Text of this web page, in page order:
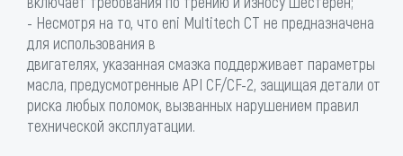
- Несмотря на то, что eni Multitech CT не предназначена
для использования в
двигателях, указанная смазка поддерживает параметры
масла, предусмотренные API CF/CF-2, защищая детали от
риска любых поломок, вызванных нарушением правил
технической эксплуатации.